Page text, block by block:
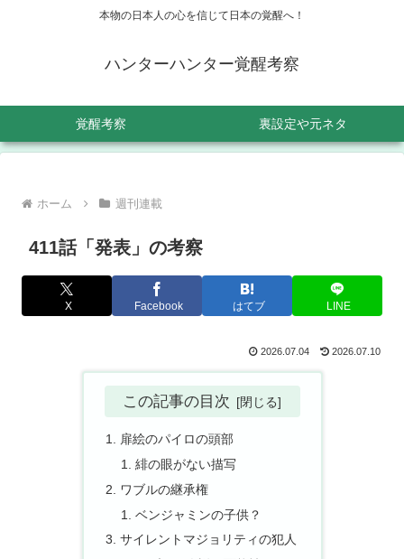
本物の日本人の心を信じて日本の覚醒へ！
ハンターハンター覚醒考察
覚醒考察 裏設定や元ネタ
ホーム 週刊連載
411話「発表」の考察
X Facebook はてブ LINE
2026.07.04 2026.07.10
この記事の目次
扉絵のパイロの頭部
緋の眼がない描写
ワブルの継承権
ベンジャミンの子供？
サイレントマジョリティの犯人